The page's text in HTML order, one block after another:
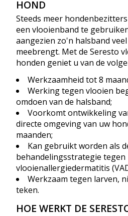
HOND
Steeds meer
een vlooienband te
aangezien zo'n halsband
meebrengt. Met de Seresto
honden geniet u van de
Werkzaamheid tot 8
Werking tegen vlooien
omdoen van de halsband;
Voorkomt ontwikkeling
directe omgeving van uw
maanden;
Kan gebruikt worden als
behandelingsstrategie tegen
vlooienallergiedermatitis
Werkzaam tegen larven,
teken.
HOE WERKT DE